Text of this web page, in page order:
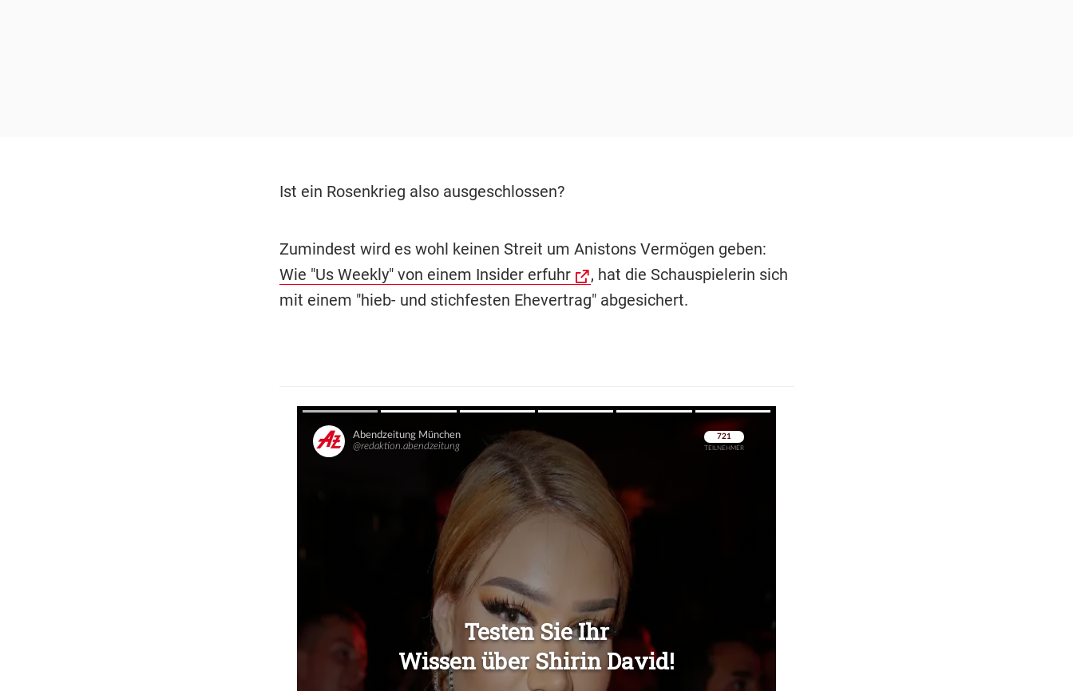
Ist ein Rosenkrieg also ausgeschlossen?
Zumindest wird es wohl keinen Streit um Anistons Vermögen geben:
Wie "Us Weekly" von einem Insider erfuhr
, hat die Schauspielerin sich
mit einem "hieb- und stichfesten Ehevertrag" abgesichert.
Überspringen